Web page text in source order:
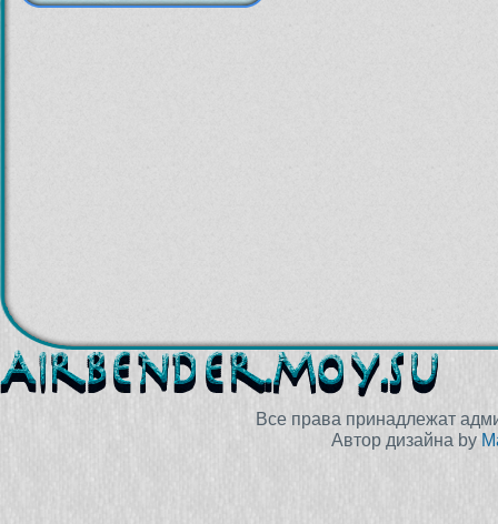
Все права принадлежат
Автор дизайна by